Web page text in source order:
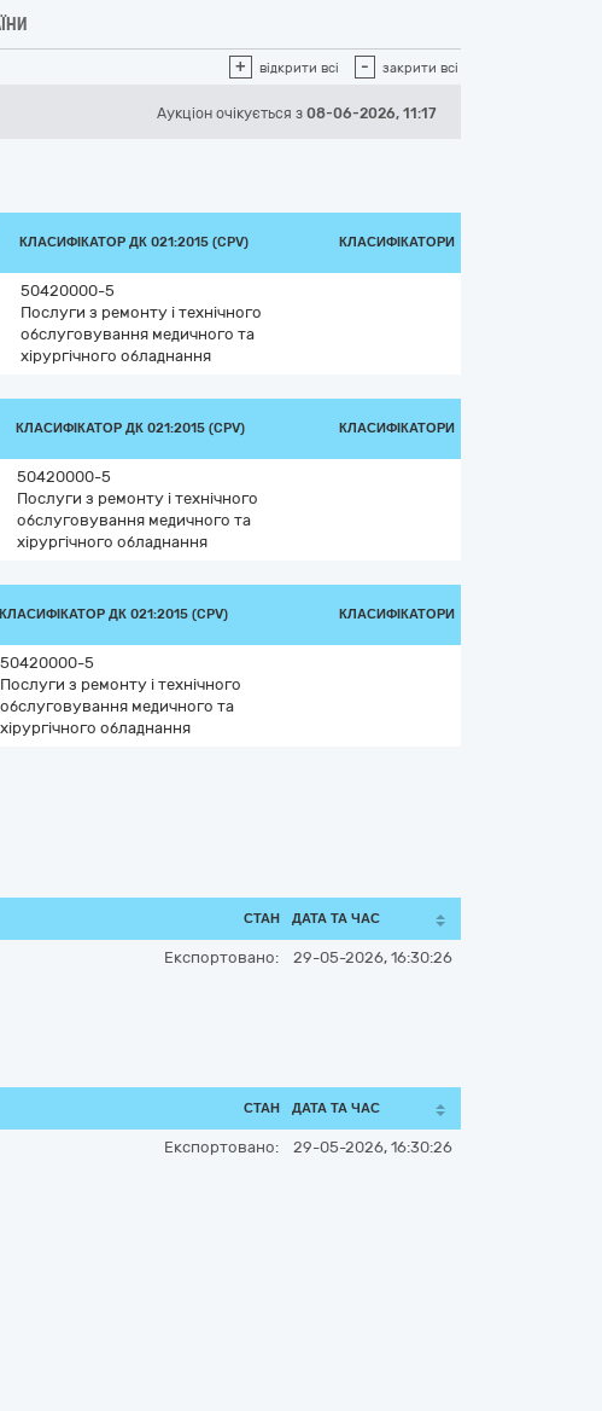
+ відкрити всі - закрити всі
Аукціон очікується з 08-06-2026, 11:17
КЛАСИФІКАТОР ДК 021:2015 (CPV) КЛАСИФІКАТОРИ
50420000-5
Послуги з ремонту і технічного
обслуговування медичного та
хірургічного обладнання
КЛАСИФІКАТОР ДК 021:2015 (CPV) КЛАСИФІКАТОРИ
50420000-5
Послуги з ремонту і технічного
обслуговування медичного та
хірургічного обладнання
КЛАСИФІКАТОР ДК 021:2015 (CPV) КЛАСИФІКАТОРИ
50420000-5
Послуги з ремонту і технічного
обслуговування медичного та
хірургічного обладнання
СТАН ДАТА ТА ЧАС
Експортовано: 29-05-2026, 16:30:26
СТАН ДАТА ТА ЧАС
Експортовано: 29-05-2026, 16:30:26